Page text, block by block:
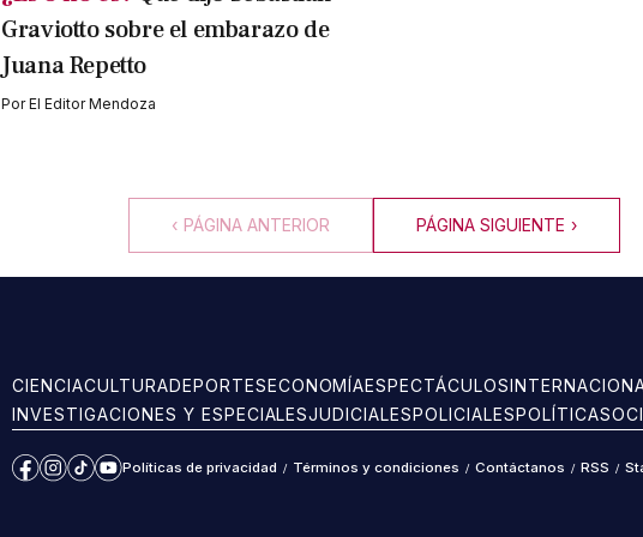
Graviotto sobre el embarazo de
Juana Repetto
PorEl Editor Mendoza
‹ PÁGINA ANTERIOR PÁGINA SIGUIENTE ›
CIENCIACULTURADEPORTESECONOMÍAESPECTÁCULOS
INVESTIGACIONES Y ESPECIALESJUDICIALESPOLICIALESPOLÍTICA
Facebook
Instagram
TikTokYouTube
Políticas de privacidad / Términos y condiciones / Contáctanos / RSS /